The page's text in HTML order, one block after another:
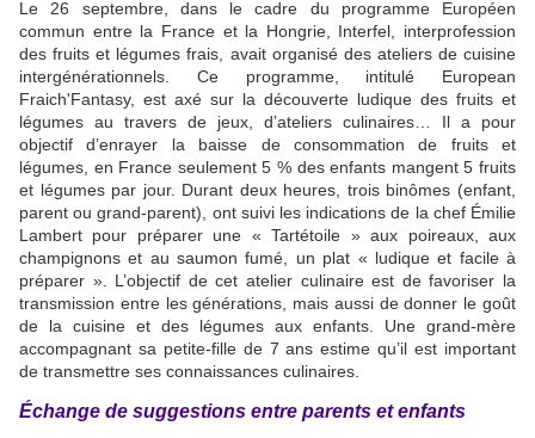
Le 26 septembre, dans le cadre du programme Européen
commun entre la France et la Hongrie, Interfel, interprofession
des fruits et légumes frais, avait organisé des ateliers de cuisine
intergénérationnels. Ce programme, intitulé European
Fraich'Fantasy, est axé sur la découverte ludique des fruits et
légumes au travers de jeux, d’ateliers culinaires… Il a pour
objectif d’enrayer la baisse de consommation de fruits et
légumes, en France seulement 5 % des enfants mangent 5 fruits
et légumes par jour. Durant deux heures, trois binômes (enfant,
parent ou grand-parent), ont suivi les indications de la chef Émilie
Lambert pour préparer une « Tartétoile » aux poireaux, aux
champignons et au saumon fumé, un plat « ludique et facile à
préparer ». L’objectif de cet atelier culinaire est de favoriser la
transmission entre les générations, mais aussi de donner le goût
de la cuisine et des légumes aux enfants. Une grand-mère
accompagnant sa petite-fille de 7 ans estime qu’il est important
de transmettre ses connaissances culinaires.
Échange de suggestions entre parents et enfants